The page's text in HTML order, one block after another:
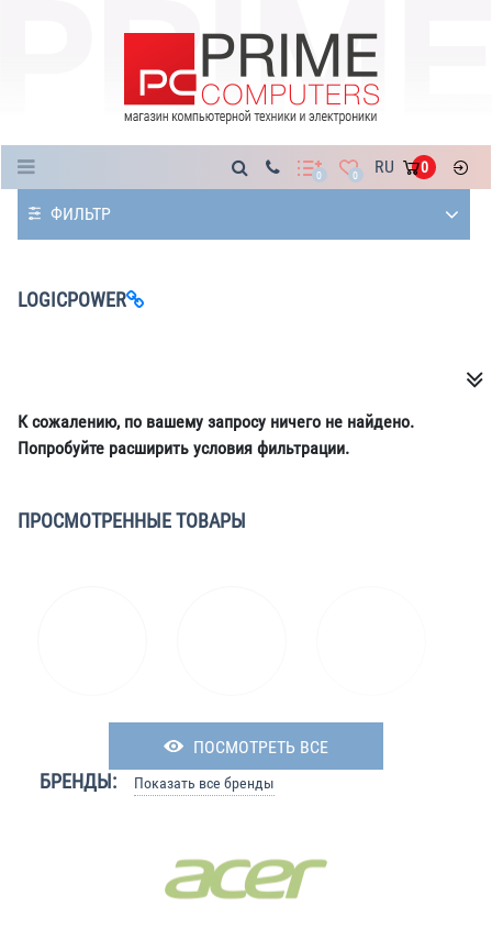
0 0 RU 0
ФИЛЬТР
LOGICPOWER
К сожалению, по вашему запросу ничего не найдено.
Попробуйте расширить условия фильтрации.
ПРОСМОТРЕННЫЕ ТОВАРЫ
ПОСМОТРЕТЬ ВСЕ
БРЕНДЫ: Показать все бренды